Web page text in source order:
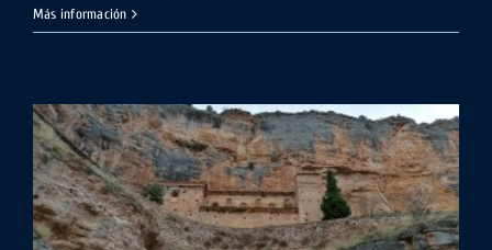
POR
DE
ALGAIRÉN
(ZARAGOZA)
Más información